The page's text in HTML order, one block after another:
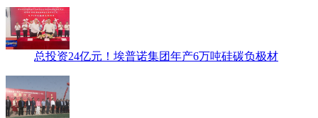
总投资24亿元！埃普诺集团年产6万吨硅碳负极材